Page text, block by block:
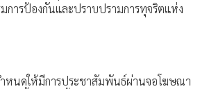
การป้องกันและปราบปรามการทุจริตแห่ง
หนดให้มีการประชาสัมพันธ์ผ่านจอโฆษณา